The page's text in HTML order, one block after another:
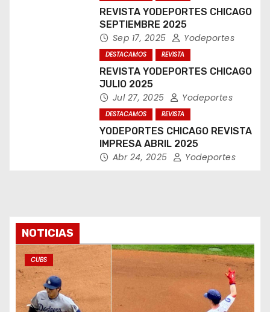
REVISTA YODEPORTES CHICAGO
SEPTIEMBRE 2025
Sep 17, 2025 Yodeportes
DESTACAMOS REVISTA
REVISTA YODEPORTES CHICAGO
JULIO 2025
Jul 27, 2025 Yodeportes
DESTACAMOS REVISTA
YODEPORTES CHICAGO REVISTA
IMPRESA ABRIL 2025
Abr 24, 2025 Yodeportes
NOTICIAS
CUBS